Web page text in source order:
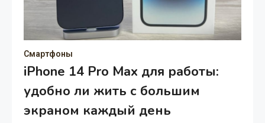
Смартфоны
iPhone 14 Pro Max для работы:
удобно ли жить с большим
экраном каждый день